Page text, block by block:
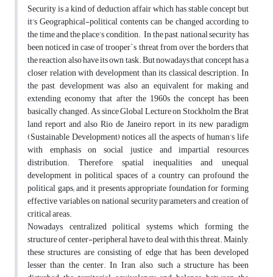
Security is a kind of deduction affair which has stable concept but
it’s Geographical-political contents can be changed according to
the time and the place’s condition. In the past, national security has
been noticed in case of trooper`s threat from over the borders that
the reaction also have its own task. But nowadays that concept has a
closer relation with development than its classical description. In
the past, development was also an equivalent for making and
extending economy that after the 1960s the concept has been
basically changed. As since Global Lecture on Stockholm, the Brat
land report and also Rio de Janeiro report, in its new paradigm
(Sustainable Development) notices all the aspects of human’s life
with emphasis on social justice and impartial resources
distribution. Therefore, spatial inequalities and unequal
development in political spaces of a country can profound the
political gaps; and it presents appropriate foundation for forming
effective variables on national security parameters and creation of
critical areas.
Nowadays, centralized political systems which forming the
structure of center-peripheral, have to deal with this threat. Mainly,
these structures are consisting of edge that has been developed
lesser than the center. In Iran, also, such a structure has been